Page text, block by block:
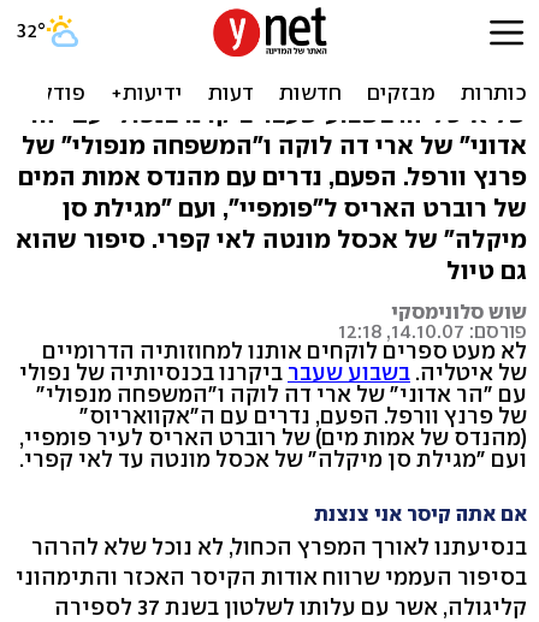
בחזרה אל ימי פומפיי
ספרים רבים לוקחים אותנו למחוזותיה הדרומיים
של איטליה. בשבוע שעבר ביקרנו בנפולי עם "הר
אדוני" של ארי דה לוקה ו"המשפחה מנפולי" של
פרנץ וורפל. הפעם, נדרים עם מהנדס אמות המים
של רוברט האריס ל"פומפיי", ועם "מגילת סן
מיקלה" של אכסל מונטה לאי קפרי. סיפור שהוא
גם טיול
שוש סלונימסקי
פורסם: 14.10.07, 12:18
לא מעט ספרים לוקחים אותנו למחוזותיה הדרומיים
של איטליה. בשבוע שעבר ביקרנו בכנסיותיה של נפולי
עם "הר אדוני" של ארי דה לוקה ו"המשפחה מנפולי"
של פרנץ וורפל. הפעם, נדרים עם ה"אקוואריוס"
(מהנדס של אמות מים) של רוברט האריס לעיר פומפיי,
ועם "מגילת סן מיקלה" של אכסל מונטה עד לאי קפרי.
אם אתה קיסר אני צנצנת
בנסיעתנו לאורך המפרץ הכחול, לא נוכל שלא להרהר
בסיפור העממי שרווח אודות הקיסר האכזר והתימהוני
קליגולה, אשר עם עלותו לשלטון בשנת 37 לספירה